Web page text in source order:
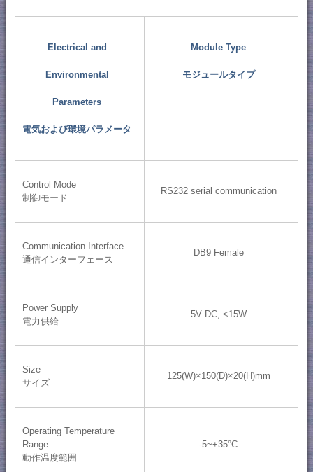
Electrical and
Environmental
Parameters
電気および環境パラメータ
Module Type
モジュールタイプ
Control Mode
制御モード
RS232 serial communication
Communication Interface
通信インターフェース
DB9 Female
Power Supply
電力供給
5V DC, <15W
Size
サイズ
125(W)×150(D)×20(H)mm
Operating Temperature
Range
動作温度範囲
-5~+35°C